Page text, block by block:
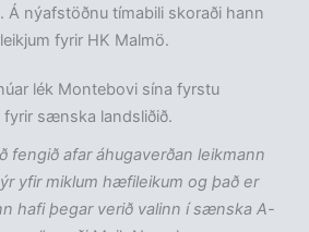
Á nýafstöðnu tímabili skoraði hann
fyrir HK Malmö.
lék Montebovi sína fyrstu
sænska landsliðið.
fengið afar áhugaverðan leikmann
yfir miklum hæfileikum og það er
hafi þegar verið valinn í sænska A-